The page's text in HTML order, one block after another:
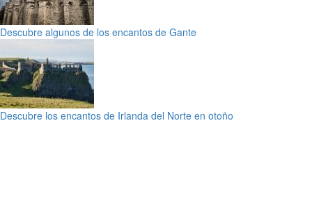
Descubre algunos de los encantos de Gante
Descubre los encantos de Irlanda del Norte en otoño